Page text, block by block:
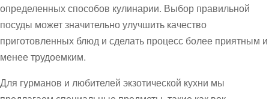
определенных способов кулинарии. Выбор правильной
посуды может значительно улучшить качество
приготовленных блюд и сделать процесс более приятным и
менее трудоемким.
Для гурманов и любителей экзотической кухни мы